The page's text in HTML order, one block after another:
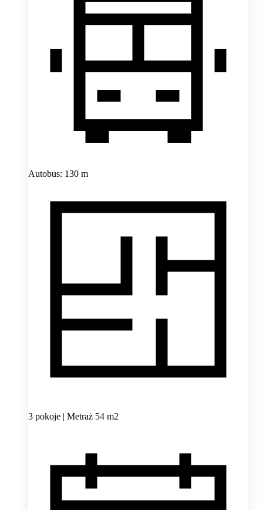
Autobus: 130 m
3 pokoje | Metraż 54 m2